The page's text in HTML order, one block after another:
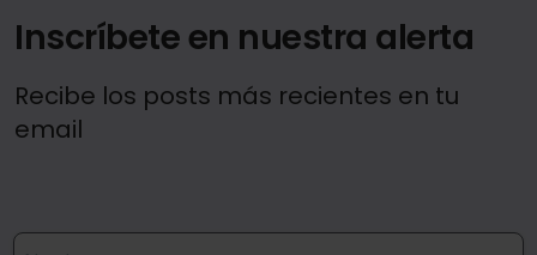
Inscríbete en nuestra alerta
Recibe los posts más recientes en tu
email